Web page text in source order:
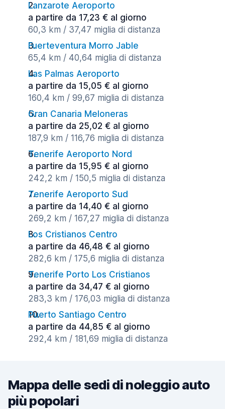
Lanzarote Aeroporto
a partire da 17,23 € al giorno
60,3 km / 37,47 miglia di distanza
Fuerteventura Morro Jable
65,4 km / 40,64 miglia di distanza
Las Palmas Aeroporto
a partire da 15,05 € al giorno
160,4 km / 99,67 miglia di distanza
Gran Canaria Meloneras
a partire da 25,02 € al giorno
187,9 km / 116,76 miglia di distanza
Tenerife Aeroporto Nord
a partire da 15,95 € al giorno
242,2 km / 150,5 miglia di distanza
Tenerife Aeroporto Sud
a partire da 14,40 € al giorno
269,2 km / 167,27 miglia di distanza
Los Cristianos Centro
a partire da 46,48 € al giorno
282,6 km / 175,6 miglia di distanza
Tenerife Porto Los Cristianos
a partire da 34,47 € al giorno
283,3 km / 176,03 miglia di distanza
Puerto Santiago Centro
a partire da 44,85 € al giorno
292,4 km / 181,69 miglia di distanza
Mappa delle sedi di noleggio auto
più popolari